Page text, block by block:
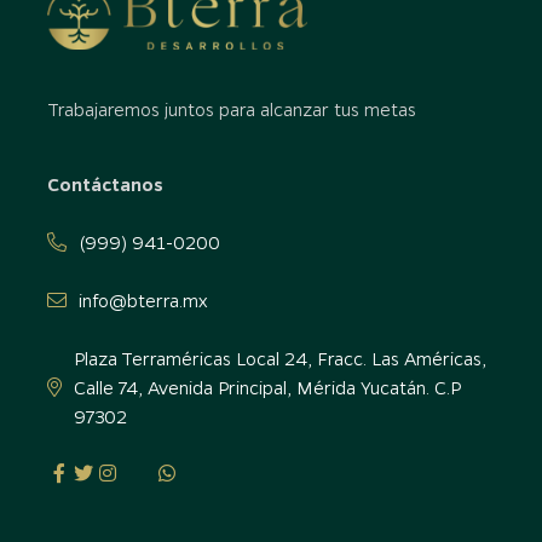
Trabajaremos juntos para alcanzar tus metas
Contáctanos
(999) 941-0200
info@bterra.mx
Plaza Terraméricas Local 24, Fracc. Las Américas,
Calle 74, Avenida Principal, Mérida Yucatán. C.P
97302